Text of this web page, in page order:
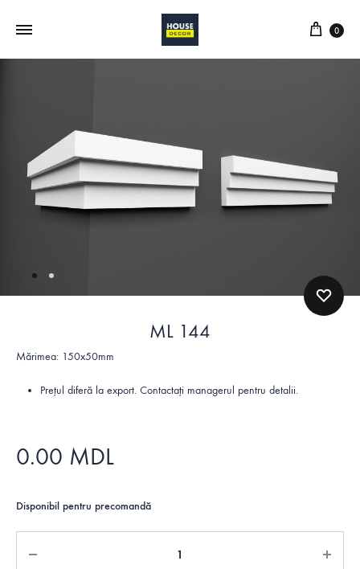
0
ML 144
Mărimea: 150x50mm
Prețul diferă la export. Contactați managerul pentru detalii.
0.00 MDL
Disponibil pentru precomandă